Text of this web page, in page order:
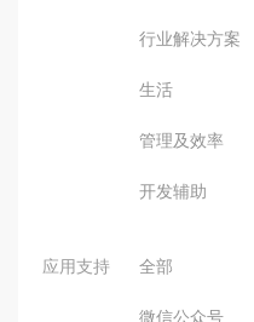
行业解决方案
生活
管理及效率
开发辅助
应用支持 全部
微信公众号